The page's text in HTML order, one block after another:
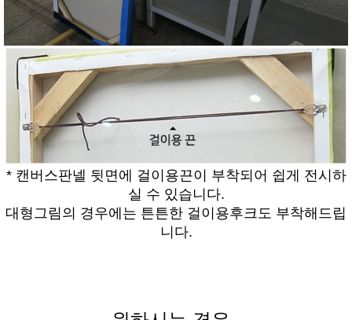
* 캔버스판넬 뒷면에 걸이용끈이 부착되어 쉽게 전시하
실 수 있습니다.
대형그림의 경우에는 튼튼한 걸이용후크도 부착해드립
니다.